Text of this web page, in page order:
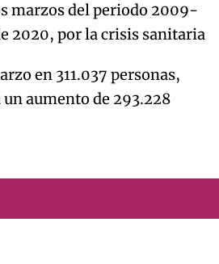
marzos del periodo 2009-
2020, por la crisis sanitaria
en 311.037 personas,
aumento de 293.228